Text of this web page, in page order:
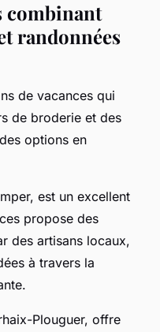
combinant
randonnées
de vacances qui
de broderie et des
options en
est un excellent
propose des
des artisans locaux,
à travers la
Plouguer, offre